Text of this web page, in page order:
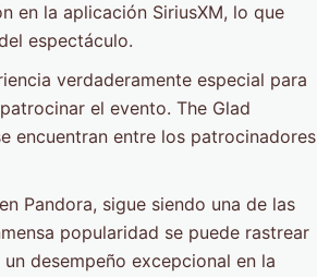
en la aplicación SiriusXM, lo que
espectáculo.
verdaderamente especial para
el evento. The Glad
encuentran entre los patrocinadores
Pandora, sigue siendo una de las
popularidad se puede rastrear
desempeño excepcional en la